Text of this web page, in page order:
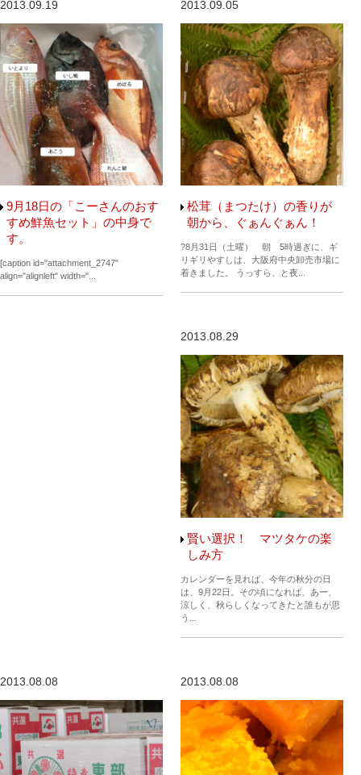
2013.09.19
9月18日の「こーさんのおす
すめ鮮魚セット」の中身で
す。
[caption id="attachment_2747"
align="alignleft" width="...
2013.09.05
松茸（まつたけ）の香りが
朝から、ぐぁんぐぁん！
?8月31日（土曜） 朝 5時過ぎに、ギ
リギリやすしは、大阪府中央卸売市場に
着きました。 うっすら、と夜...
2013.08.29
賢い選択！ マツタケの楽
しみ方
カレンダーを見れば、今年の秋分の日
は、9月22日。その頃になれば、あー、
涼しく、秋らしくなってきたと誰もが思
う...
2013.08.08 2013.08.08